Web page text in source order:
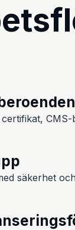
säkerhet